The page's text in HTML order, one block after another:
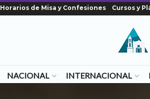
Horarios de Misa y Confesiones Cursos y
NACIONAL INTERNACIONAL